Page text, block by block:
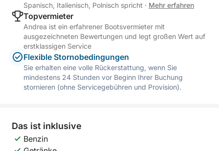
Spanisch, Italienisch, Polnisch spricht · Mehr erfahren
Topvermieter
Andrea ist ein erfahrener Bootsvermieter mit
ausgezeichneten Bewertungen und legt großen Wert auf
erstklassigen Service
Flexible Stornobedingungen
Sie erhalten eine volle Rückerstattung, wenn Sie
mindestens 24 Stunden vor Beginn Ihrer Buchung
stornieren (ohne Servicegebühren und Provision).
Das ist inklusive
Benzin